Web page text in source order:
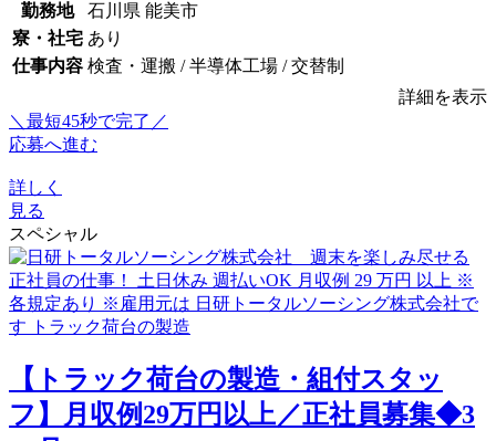
勤務地
石川県 能美市
寮・社宅 あり
仕事内容 検査・運搬 / 半導体工場 / 交替制
詳細を表示
＼最短45秒で完了／
応募へ進む
詳しく
見る
スペシャル
【トラック荷台の製造・組付スタッ
フ】月収例29万円以上／正社員募集◆3